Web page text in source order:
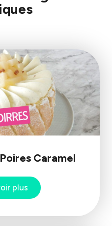
Caramel
plus